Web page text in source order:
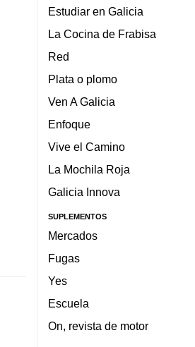
Estudiar en Galicia
La Cocina de Frabisa
Red
Plata o plomo
Ven A Galicia
Enfoque
Vive el Camino
La Mochila Roja
Galicia Innova
SUPLEMENTOS
Mercados
Fugas
Yes
Escuela
On, revista de motor